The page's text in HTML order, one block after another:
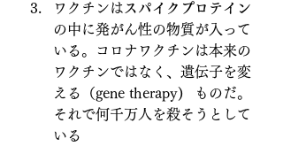
ワクチンは スパイクプロテイン
の中に発がん性の物質が入って
いる。コロナワクチンは本来の
ワクチンではなく、遺伝子を変
える（gene therapy)	ものだ。
それで何千万人を殺そうとして
いる